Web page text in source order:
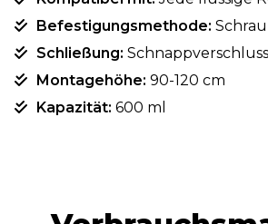
Befestigungsmethode:
Schließung: Schnappverschluss
Montagehöhe: 90-120 cm
Kapazität: 600 ml